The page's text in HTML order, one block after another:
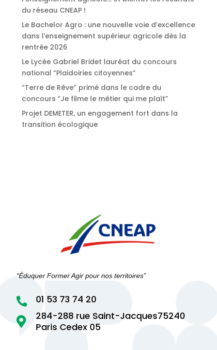
du réseau CNEAP !
Le Bachelor Agro : une nouvelle voie d’excellence
dans l’enseignement supérieur agricole dès la
rentrée 2026
Le Lycée Gabriel Bridet lauréat du concours
national “Plaidoiries citoyennes”
“Terre de Rêve” primé dans le cadre du
concours “Je filme le métier qui me plaît”
Projet DEMETER, un engagement fort dans la
transition écologique
“Éduquer Former Agir pour nos territoires”


284-288 rue Saint-Jacques75240
Paris Cedex 05
01 53 73 74 20